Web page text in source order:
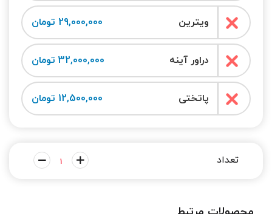
ویترین 29,000,000 تومان
دراور آینه 32,000,000 تومان
پاتختی 12,500,000 تومان